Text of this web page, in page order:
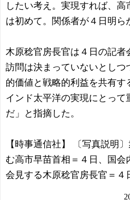
したい考え。実現すれば、高
は初めて。関係者が４日明ら
木原稔官房長官は４日の記者
訪問は決まっていないとしつ
的価値と戦略的利益を共有す
インド太平洋の実現にとって
だ」と指摘した。
【時事通信社】 〔写真説明
む高市早苗首相＝４日、国会
会見する木原稔官房長官＝４